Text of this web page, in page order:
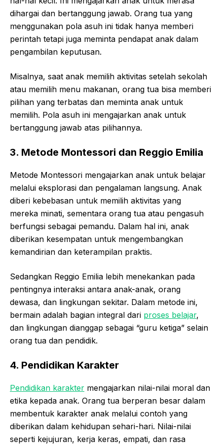
dihargai dan bertanggung jawab. Orang tua yang
menggunakan pola asuh ini tidak hanya memberi
perintah tetapi juga meminta pendapat anak dalam
pengambilan keputusan.
Misalnya, saat anak memilih aktivitas setelah sekolah
atau memilih menu makanan, orang tua bisa memberi
pilihan yang terbatas dan meminta anak untuk
memilih. Pola asuh ini mengajarkan anak untuk
bertanggung jawab atas pilihannya.
3. Metode Montessori dan Reggio Emilia
Metode Montessori mengajarkan anak untuk belajar
melalui eksplorasi dan pengalaman langsung. Anak
diberi kebebasan untuk memilih aktivitas yang
mereka minati, sementara orang tua atau pengasuh
berfungsi sebagai pemandu. Dalam hal ini, anak
diberikan kesempatan untuk mengembangkan
kemandirian dan keterampilan praktis.
Sedangkan Reggio Emilia lebih menekankan pada
pentingnya interaksi antara anak-anak, orang
dewasa, dan lingkungan sekitar. Dalam metode ini,
bermain adalah bagian integral dari proses belajar,
dan lingkungan dianggap sebagai “guru ketiga” selain
orang tua dan pendidik.
4. Pendidikan Karakter
Pendidikan karakter mengajarkan nilai-nilai moral dan
etika kepada anak. Orang tua berperan besar dalam
membentuk karakter anak melalui contoh yang
diberikan dalam kehidupan sehari-hari. Nilai-nilai
seperti kejujuran, kerja keras, empati, dan rasa